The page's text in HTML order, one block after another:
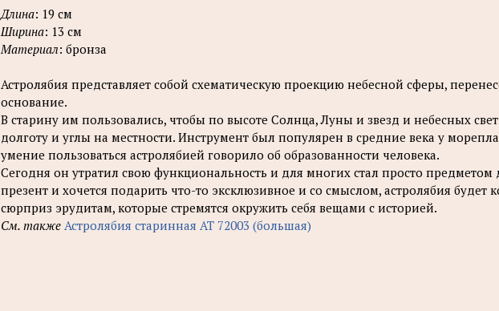
Длина: 19 см
Ширина: 13 см
Материал: бронза
Астролябия представляет собой схематическую проекцию небесной сферы,
основание.
В старину им пользовались, чтобы по высоте Солнца, Луны и звезд и небесных
долготу и углы на местности. Инструмент был популярен в средние века у
умение пользоваться астролябией говорило об образованности человека.
Сегодня он утратил свою функциональность и для многих стал просто предметом
презент и хочется подарить что-то эксклюзивное и со смыслом, астролябия будет
сюрприз эрудитам, которые стремятся окружить себя вещами с историей.
См. также Астролябия старинная АТ 72003 (большая)